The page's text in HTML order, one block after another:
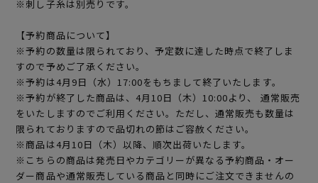
※刺し子糸は別売りです。
【予約商品について】
※予約の数量は限られており、予定数に達した時点で終了しま
すので予めご了承ください。
※予約は4月9日（水）17:00をもちまして終了いたします。
※予約が終了した商品は、4月10日（木）10:00より、 通常販売
をいたしますのでご利用ください。ただし、通常販売も数量は
限られておりますので品切れの節はご容赦ください。
※商品は4月10日（木）以降、順次出荷いたします。
※こちらの商品は発売日やカテゴリーが異なる予約商品・オー
ダー商品や通常販売している商品と同時にご注文できませんの